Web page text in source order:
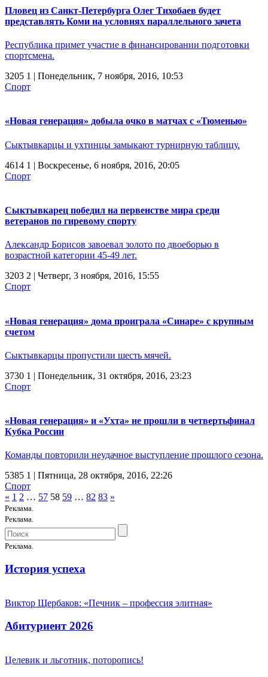
Пловец из Санкт-Петербурга Олег Тихобаев будет
представлять Коми на условиях параллельного зачета
Республика примет участие в финансировании подготовки
спортсмена.
3205 1 | Понедельник, 7 ноября, 2016, 10:53
Спорт
«Новая генерация» добыла очко в матчах с «Тюменью»
Сыктывкарцы и ухтинцы замыкают турнирную таблицу.
4614 1 | Воскресенье, 6 ноября, 2016, 20:05
Спорт
Сыктывкарец победил на первенстве мира среди
ветеранов по гиревому спорту
Александр Борисов завоевал золото по двоеборью в
возрастной категории 45-49 лет.
3203 2 | Четверг, 3 ноября, 2016, 15:55
Спорт
«Новая генерация» дома проиграла «Синаре» с крупным
счетом
Сыктывкарцы пропустили шесть мячей.
3730 1 | Понедельник, 31 октября, 2016, 23:23
Спорт
«Новая генерация» и «Ухта» не прошли в четвертьфинал
Кубка России
Команды повторили неудачное выступление прошлого сезона.
5385 1 | Пятница, 28 октября, 2016, 22:26
Спорт
« 1 2 … 57 58 59 … 82 83 »
Реклама.
Реклама.
Реклама.
История успеха
Виктор Щербаков: «Печник – профессия элитная»
Абитуриент 2026
Целевик и льготник, поторопись!